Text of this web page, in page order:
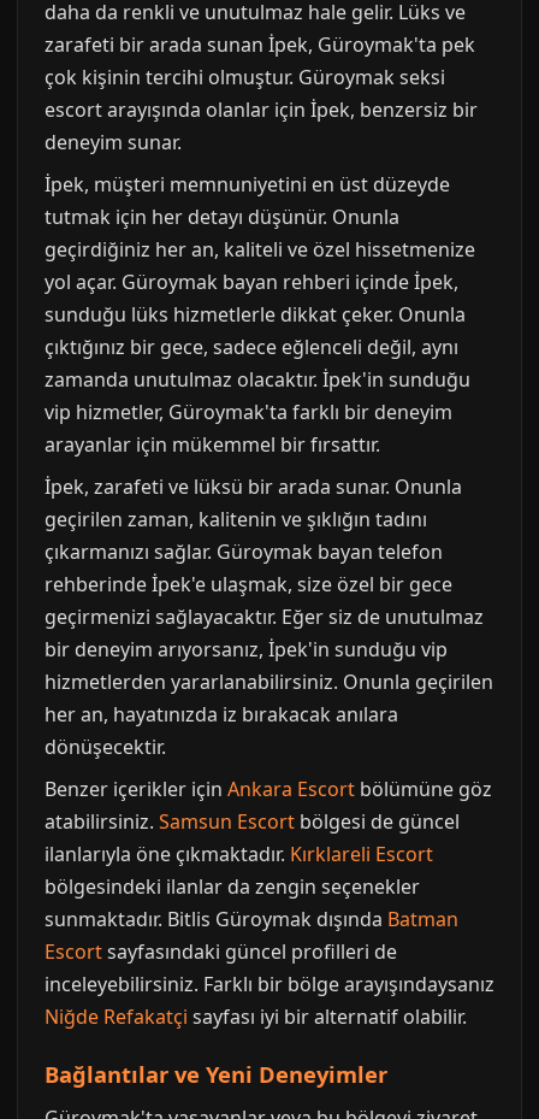
daha da renkli ve unutulmaz hale gelir. Lüks ve
zarafeti bir arada sunan İpek, Güroymak'ta pek
çok kişinin tercihi olmuştur. Güroymak seksi
escort arayışında olanlar için İpek, benzersiz bir
deneyim sunar.
İpek, müşteri memnuniyetini en üst düzeyde
tutmak için her detayı düşünür. Onunla
geçirdiğiniz her an, kaliteli ve özel hissetmenize
yol açar. Güroymak bayan rehberi içinde İpek,
sunduğu lüks hizmetlerle dikkat çeker. Onunla
çıktığınız bir gece, sadece eğlenceli değil, aynı
zamanda unutulmaz olacaktır. İpek'in sunduğu
vip hizmetler, Güroymak'ta farklı bir deneyim
arayanlar için mükemmel bir fırsattır.
İpek, zarafeti ve lüksü bir arada sunar. Onunla
geçirilen zaman, kalitenin ve şıklığın tadını
çıkarmanızı sağlar. Güroymak bayan telefon
rehberinde İpek'e ulaşmak, size özel bir gece
geçirmenizi sağlayacaktır. Eğer siz de unutulmaz
bir deneyim arıyorsanız, İpek'in sunduğu vip
hizmetlerden yararlanabilirsiniz. Onunla geçirilen
her an, hayatınızda iz bırakacak anılara
dönüşecektir.
Benzer içerikler için Ankara Escort bölümüne göz
atabilirsiniz. Samsun Escort bölgesi de güncel
ilanlarıyla öne çıkmaktadır. Kırklareli Escort
bölgesindeki ilanlar da zengin seçenekler
sunmaktadır. Bitlis Güroymak dışında Batman
Escortsayfasındaki güncel profilleri de
inceleyebilirsiniz. Farklı bir bölge arayışındaysanız
Niğde Refakatçi sayfası iyi bir alternatif olabilir.
Bağlantılar ve Yeni Deneyimler